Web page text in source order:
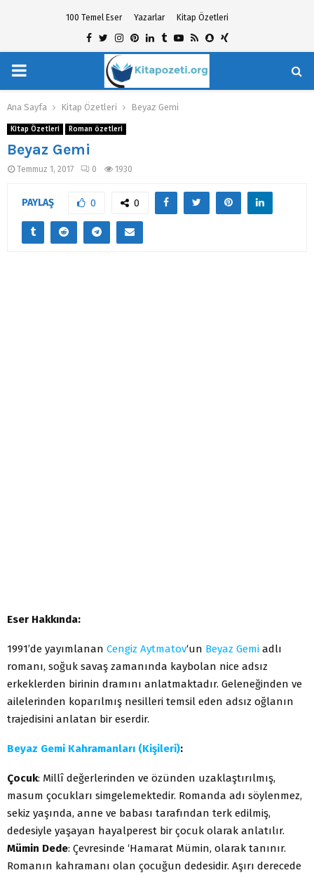
100 Temel Eser Yazarlar Kitap Özetleri
Facebook
TwitterInstagram
Pinterest
Linkedin
TumblrYoutube
RssSnapchat
Xing
PRIMARY
MENU
Ana Sayfa Kitap Özetleri Beyaz Gemi
Kitap Özetleri Roman özetleri
Beyaz Gemi
Temmuz 1, 2017 0 1930
PAYLAŞ 0 0
Eser Hakkında:
1991’de yayımlanan Cengiz Aytmatov‘un Beyaz Gemi adlı
romanı, soğuk savaş zamanında kaybolan nice adsız
erkeklerden birinin dramını anlatmaktadır. Geleneğinden ve
ailelerinden koparılmış nesilleri temsil eden adsız oğlanın
trajedisini anlatan bir eserdir.
Beyaz Gemi Kahramanları (Kişileri):
Çocuk: Millî değerlerinden ve özünden uzaklaştırılmış,
masum çocukları simgelemektedir. Romanda adı söylenmez,
sekiz yaşında, anne ve babası tarafından terk edilmiş,
dedesiyle yaşayan hayalperest bir çocuk olarak anlatılır.
Mümin Dede: Çevresinde ‘Hamarat Mümin, olarak ta­nınır.
Romanın kahramanı olan çocuğun dedesidir. Aşırı de­recede